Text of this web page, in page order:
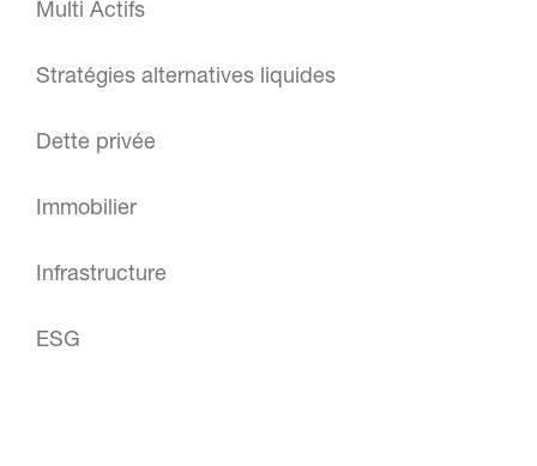
Multi Actifs
Stratégies alternatives liquides
Dette privée
Immobilier
Infrastructure
ESG